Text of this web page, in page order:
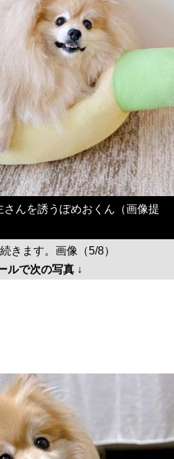
さんを誘うぽめおくん（画像提
きます。画像（5/8）
ルで次の写真 ↓